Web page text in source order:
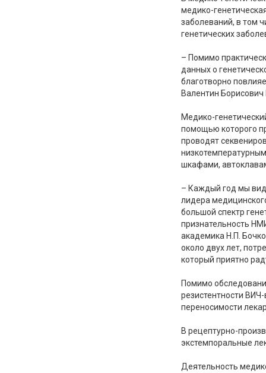
медико-
заболеваний, в том
генетических
– Помимо
данных о
благотворно
Валентин
Медико-
помощью которого
проводят
шкафами,
– Каждый год мы
лидера
большой спектр
признательность
академика Н.П.
около двух лет,
который приятно
Помимо
резистентности
переносимости
В рецептурно-
экстемпоральные
Деятельность